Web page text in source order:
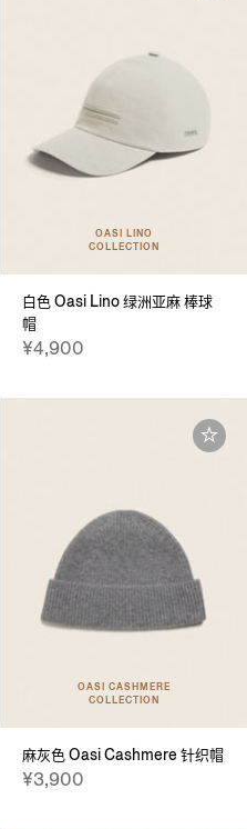
OASI LINO
COLLECTION
白色 Oasi Lino 绿洲亚麻 棒球
帽
¥4,900
OASI CASHMERE
COLLECTION
麻灰色 Oasi Cashmere 针织帽
¥3,900